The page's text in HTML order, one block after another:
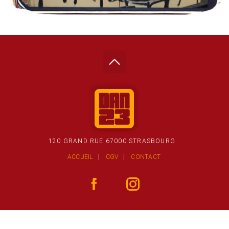
120 GRAND RUE 67000 STRASBOURG
ACCUEIL CGV CONTACT